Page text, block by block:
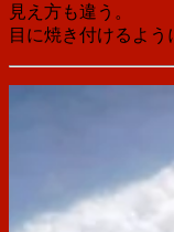
見え方も違う。
目に焼き付けるよう